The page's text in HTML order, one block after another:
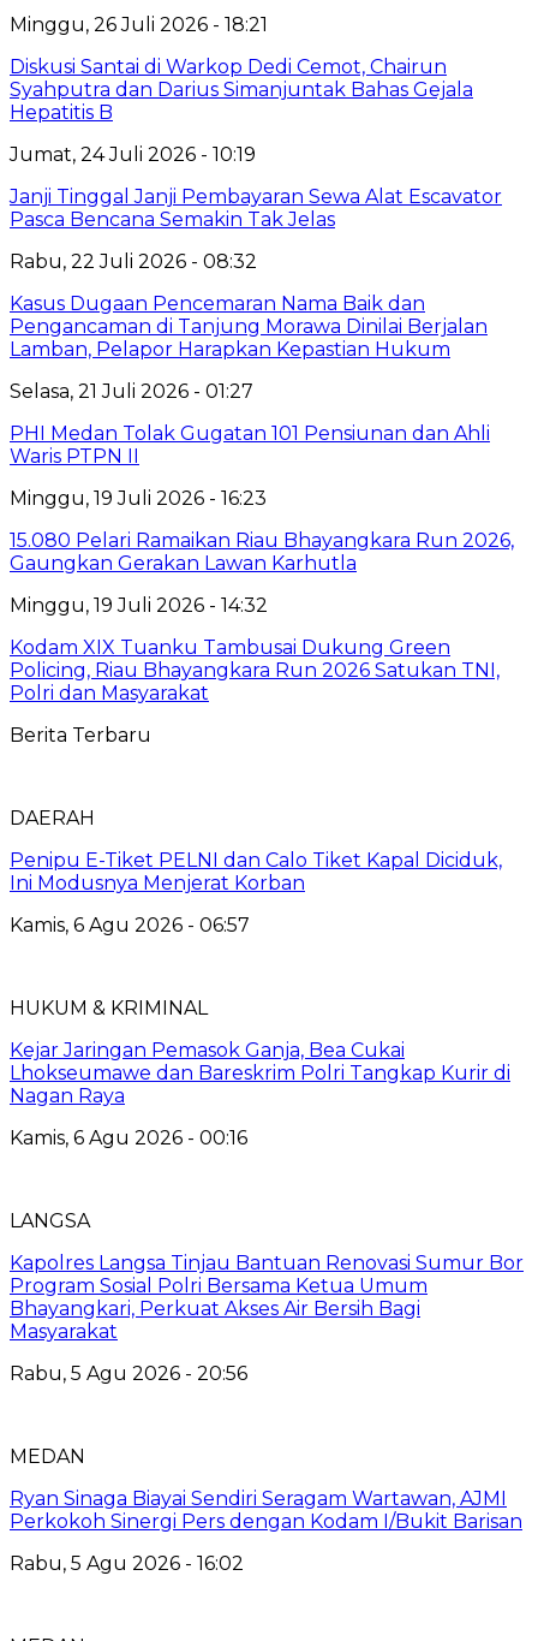
Minggu, 26 Juli 2026 - 18:21
Diskusi Santai di Warkop Dedi Cemot, Chairun
Syahputra dan Darius Simanjuntak Bahas Gejala
Hepatitis B
Jumat, 24 Juli 2026 - 10:19
Janji Tinggal Janji Pembayaran Sewa Alat Escavator
Pasca Bencana Semakin Tak Jelas
Rabu, 22 Juli 2026 - 08:32
Kasus Dugaan Pencemaran Nama Baik dan
Pengancaman di Tanjung Morawa Dinilai Berjalan
Lamban, Pelapor Harapkan Kepastian Hukum
Selasa, 21 Juli 2026 - 01:27
PHI Medan Tolak Gugatan 101 Pensiunan dan Ahli
Waris PTPN II
Minggu, 19 Juli 2026 - 16:23
15.080 Pelari Ramaikan Riau Bhayangkara Run 2026,
Gaungkan Gerakan Lawan Karhutla
Minggu, 19 Juli 2026 - 14:32
Kodam XIX Tuanku Tambusai Dukung Green
Policing, Riau Bhayangkara Run 2026 Satukan TNI,
Polri dan Masyarakat
Berita Terbaru
DAERAH
Penipu E-Tiket PELNI dan Calo Tiket Kapal Diciduk,
Ini Modusnya Menjerat Korban
Kamis, 6 Agu 2026 - 06:57
HUKUM & KRIMINAL
Kejar Jaringan Pemasok Ganja, Bea Cukai
Lhokseumawe dan Bareskrim Polri Tangkap Kurir di
Nagan Raya
Kamis, 6 Agu 2026 - 00:16
LANGSA
Kapolres Langsa Tinjau Bantuan Renovasi Sumur Bor
Program Sosial Polri Bersama Ketua Umum
Bhayangkari, Perkuat Akses Air Bersih Bagi
Masyarakat
Rabu, 5 Agu 2026 - 20:56
MEDAN
Ryan Sinaga Biayai Sendiri Seragam Wartawan, AJMI
Perkokoh Sinergi Pers dengan Kodam I/Bukit Barisan
Rabu, 5 Agu 2026 - 16:02